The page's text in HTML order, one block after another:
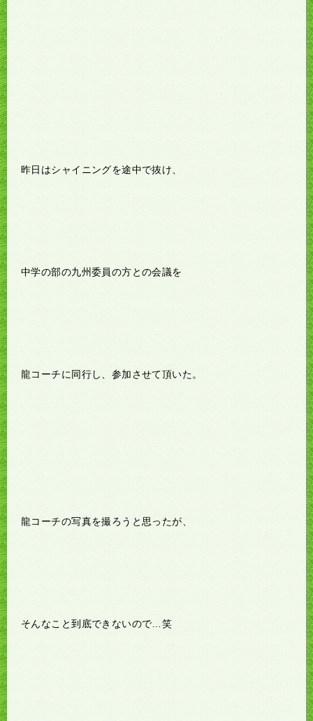
昨日はシャイニングを途中で抜け、
中学の部の九州委員の方との会議を
龍コーチに同行し、参加させて頂いた。
龍コーチの写真を撮ろうと思ったが、
そんなこと到底できないので…笑